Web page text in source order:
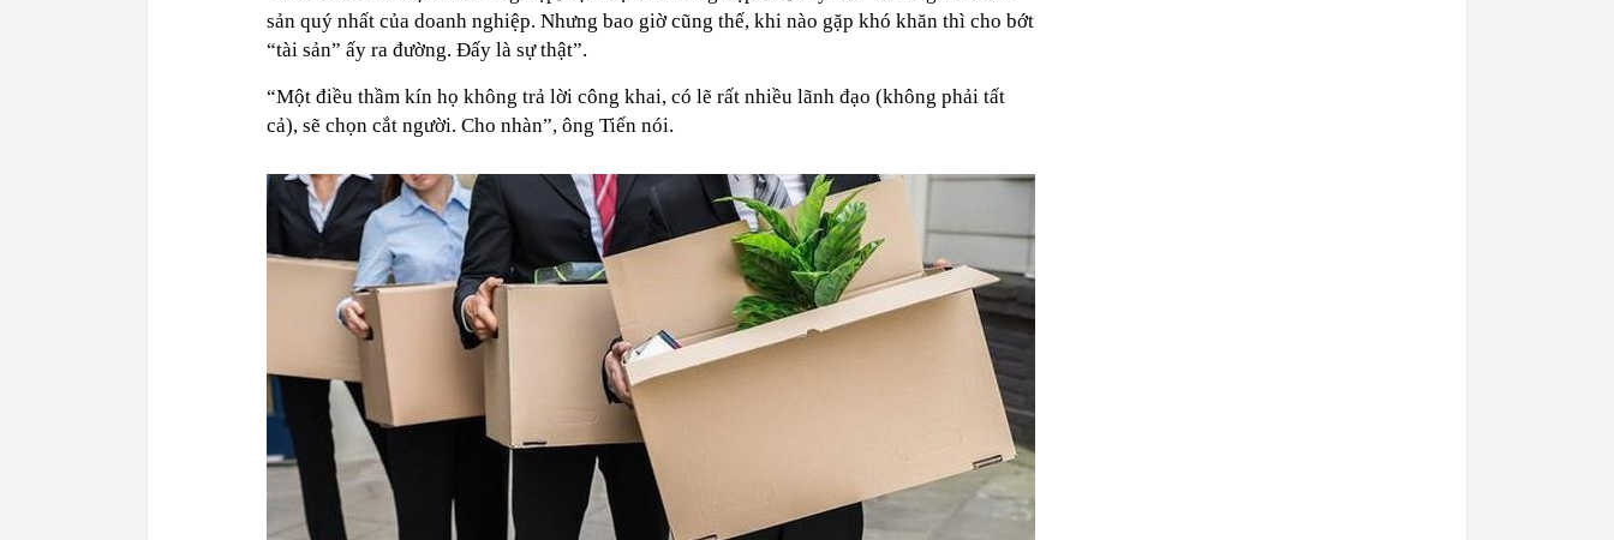
sản quý nhất của doanh nghiệp. Nhưng bao giờ cũng thế, khi nào gặp khó khăn thì cho bớt
“tài sản” ấy ra đường. Đấy là sự thật”.
“Một điều thầm kín họ không trả lời công khai, có lẽ rất nhiều lãnh đạo (không phải tất
cả), sẽ chọn cắt người. Cho nhàn”, ông Tiến nói.